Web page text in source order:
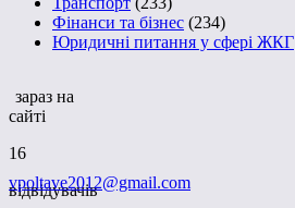
Фінанси та бізнес (234)
Юридичні питання у сфері ЖКГ
зараз на
сайті
16
відвідувачів
vpoltave2012@gmail.com